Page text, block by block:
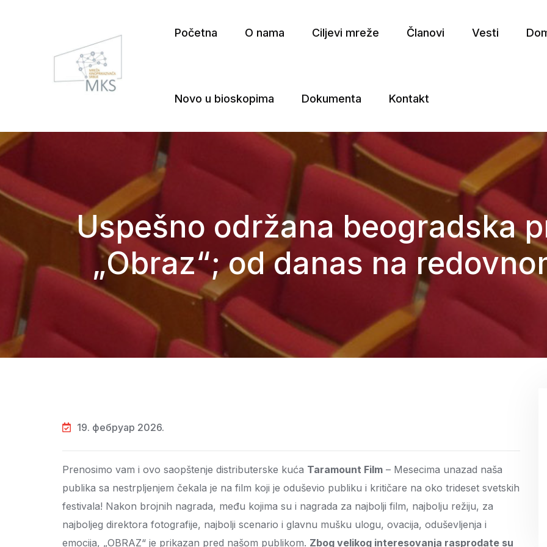
Početna O nama Ciljevi mreže Članovi Vesti
Novo u bioskopima Dokumenta Kontakt
Uspešno održana beogradska
„Obraz“; od danas na
19. фебруар 2026.
Prenosimo vam i ovo saopštenje distributerske kuća Taramount Film – Mesecima unazad naša
publika sa nestrpljenjem čekala je na film koji je oduševio publiku i kritičare na oko trideset svetskih
festivala! Nakon brojnih nagrada, među kojima su i nagrada za najbolji film, najbolju režiju, za
najboljeg direktora fotografije, najbolji scenario i glavnu mušku ulogu, ovacija, oduševljenja i
emocija, „OBRAZ“ je prikazan pred našom publikom. Zbog velikog interesovanja rasprodate su